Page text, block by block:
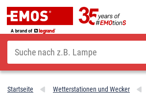
Suche
Startseite Wetterstationen und Wecker